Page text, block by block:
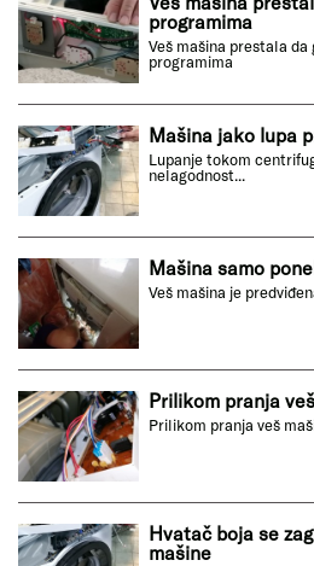
programima
Veš mašina prestala da
programima
Mašina jako lupa
Lupanje tokom
nelagodnost...
Mašina samo
Veš mašina je
Prilikom pranja
Prilikom pranja veš
Hvatač boja se
mašine